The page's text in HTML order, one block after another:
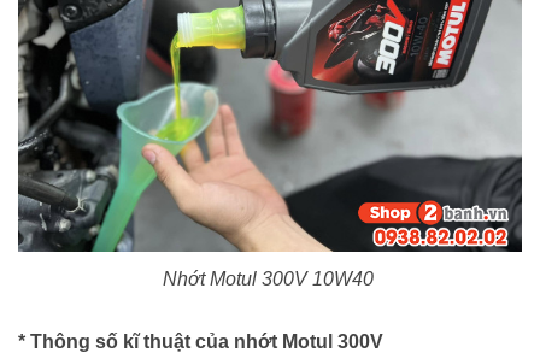
Nhớt Motul 300V 10W40
* Thông số kĩ thuật của nhớt Motul 300V